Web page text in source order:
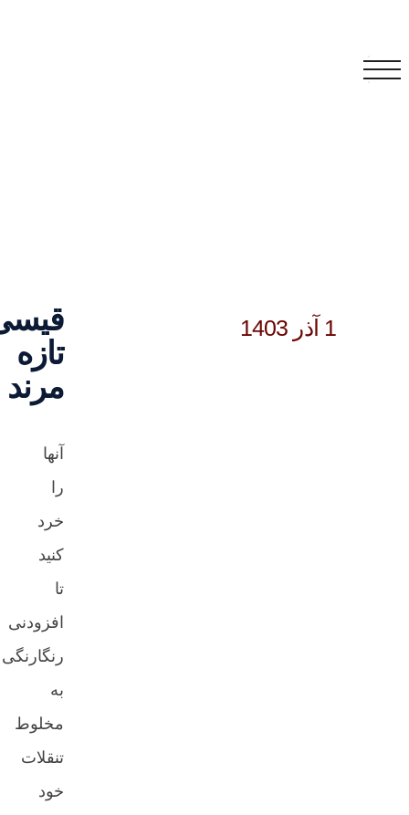
قیسی
تازه
مرند
خرد
کنید
افزودنی
رنگارنگی
مخلوط
تنقلات
خود